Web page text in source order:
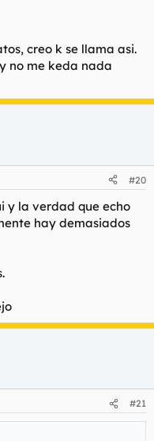
que os moleste el
cambiado mucho y si
tal vez demasiado
sitio por ser originales.
se debe hacer a diario.
dar por satisfechos.
su opinión, dé ejemplo
Putalocura y no se base
por ejemplo, me registré
visto postear desde
creo k se llama asi.
no me keda nada
#20
y la verdad que echo
hay demasiados
#21